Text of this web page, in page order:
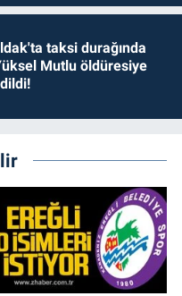
taksi durağında
Mutlu öldüresiye